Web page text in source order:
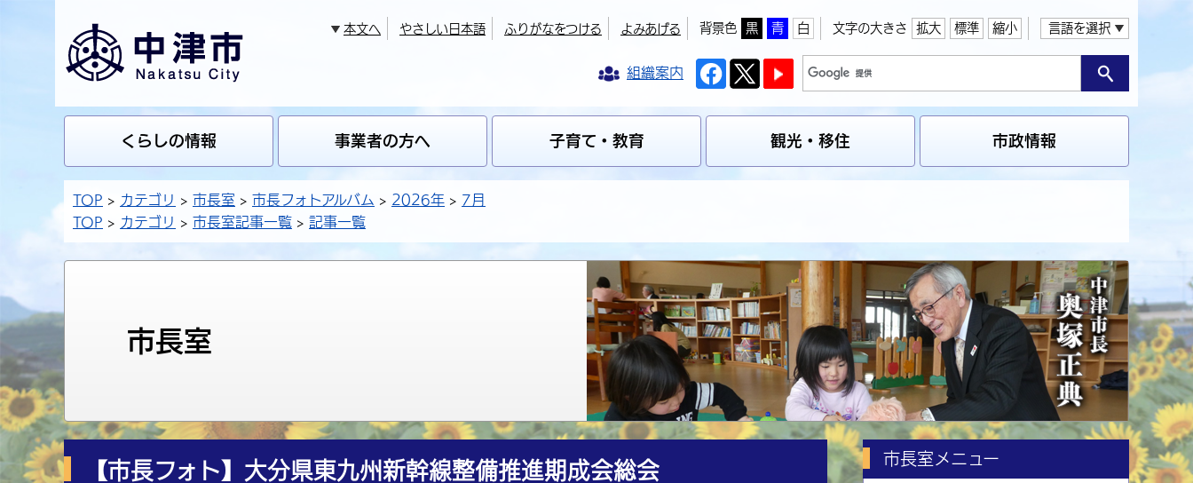
本文へ やさしい日本語 ふりがなをつける よみあげる 背景色 黒 青 白 文字の大きさ 拡大 標準 縮小 言語を選択
組織案内
くらしの情報 事業者の方へ 子育て・教育 観光・移住 市政情報
TOP カテゴリ 市長室 市長フォトアルバム 2026年
7月
TOP
カテゴリ 市長室記事一覧 記事一覧
市長室
【市長フォト】大分県東九州新幹線整備推進期成会総会
市長室メニュー